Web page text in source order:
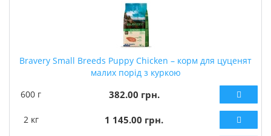
Bravery Small Breeds Puppy Chicken – корм для цуценят
малих порід з куркою
600 г
382.00 грн.
2 кг 1 145.00 грн.